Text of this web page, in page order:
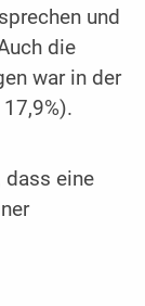
und
die
war in der
dass eine